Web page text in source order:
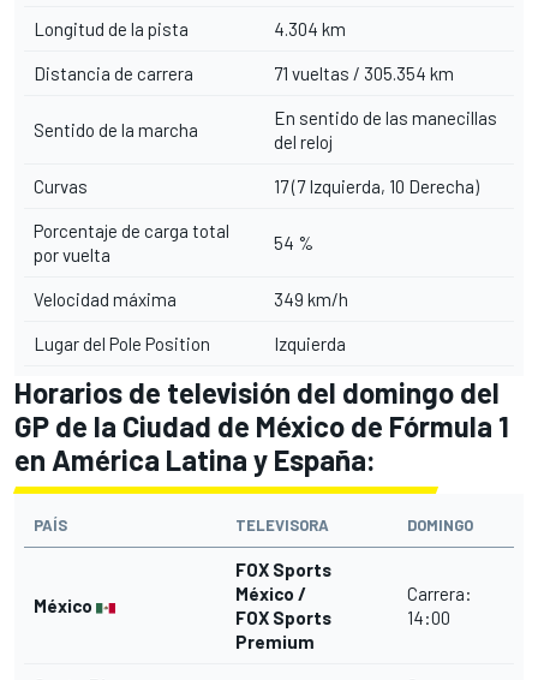
Longitud de la pista 4.304 km
Distancia de carrera 71 vueltas / 305.354 km
Sentido de la marcha
En sentido de las manecillas
del reloj
Curvas 17 (7 Izquierda, 10 Derecha)
Porcentaje de carga total
por vuelta
54 %
Velocidad máxima 349 km/h
Lugar del Pole Position Izquierda
Horarios de televisión del domingo del
GP de la Ciudad de México de Fórmula 1
en América Latina y España:
PAÍS TELEVISORA DOMINGO
México
FOX Sports
México /
FOX Sports
Premium
Carrera:
14:00